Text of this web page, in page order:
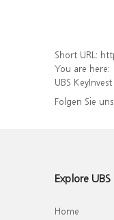
Short URL:
You are here:
UBS
Folgen Sie
Explore
Home